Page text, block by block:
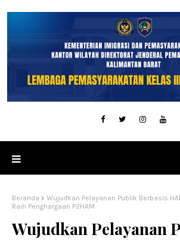
Beranda
Wujudkan Pelayanan Publik Berbasis
Raih Penghargaan P2HAM
Wujudkan Pelayanan